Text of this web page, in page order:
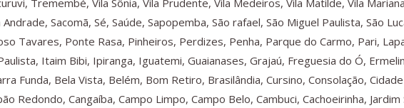
Tremembé, Vila Sônia, Vila Prudente, Vila Medeiros, Vila Matilde, Vila
Andrade, Sacomã, Sé, Saúde, Sapopemba, São rafael, São Miguel Paulista, São
Tavares, Ponte Rasa, Pinheiros, Perdizes, Penha, Parque do Carmo, Pari,
Itaim Bibi, Ipiranga, Iguatemi, Guaianases, Grajaú, Freguesia do Ó,
Funda, Bela Vista, Belém, Bom Retiro, Brasilândia, Cursino, Consolação,
Redondo, Cangaíba, Campo Limpo, Campo Belo, Cambuci, Cachoeirinha,